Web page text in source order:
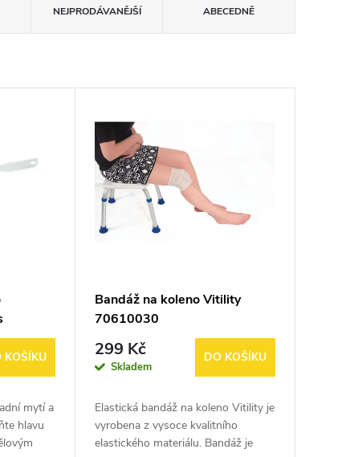
NEJPRODÁVANĚJŠÍ ABECEDNĚ
Vitility
KOŠÍKU
mytí a
hlavu
Bandáž na koleno Vitility
70610030
299 Kč
Skladem
DO KOŠÍKU
Elastická bandáž na koleno Vitility je
vyrobena z vysoce kvalitního
elastického materiálu. Bandáž je